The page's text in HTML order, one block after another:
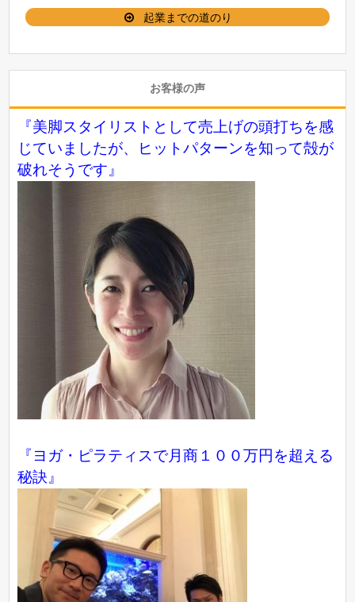
起業までの道のり
お客様の声
『美脚スタイリストとして売上げの頭打ちを感
じていましたが、ヒットパターンを知って殻が
破れそうです』
『ヨガ・ピラティスで月商１００万円を超える
秘訣』